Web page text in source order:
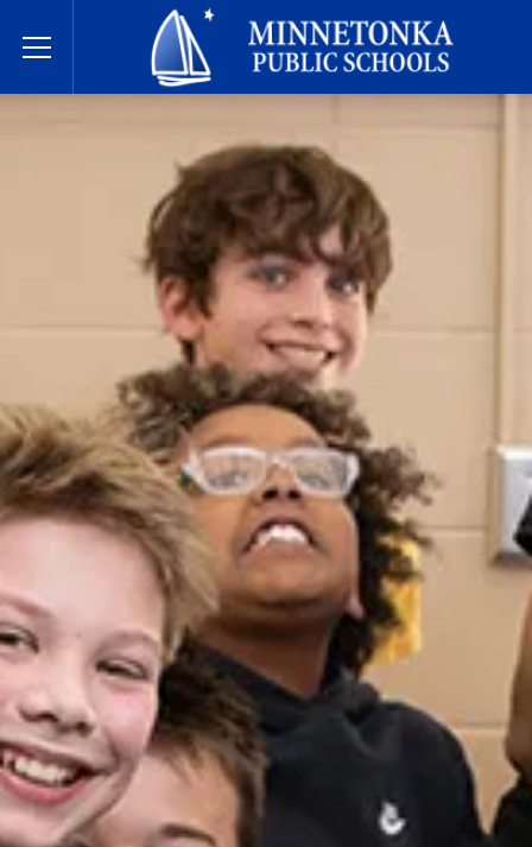
Toggle Menu
בתי הספר הציבוריים של מינטונקה